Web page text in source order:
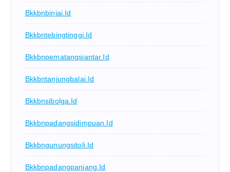
Bkkbnbinjai.id
Bkkbntebingtinggi.id
Bkkbnpematangsiantar.id
Bkkbntanjungbalai.id
Bkkbnsibolga.id
Bkkbnpadangsidimpuan.id
Bkkbngunungsitoli.id
Bkkbnpadangpanjang.id